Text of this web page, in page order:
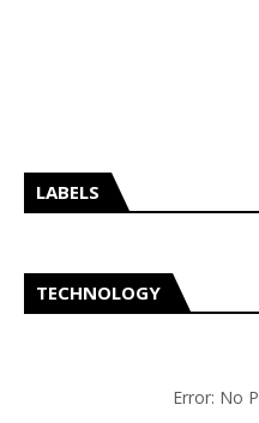
LABELS
TECHNOLOGY
Error: No